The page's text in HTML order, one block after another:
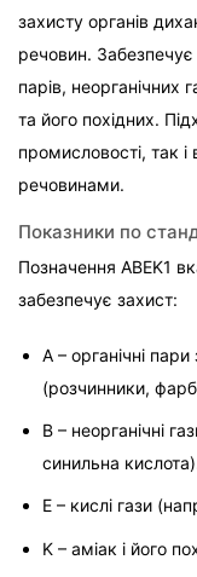
захисту органів
речовин. Забезпечує
парів, неорганічних
та його похідних.
промисловості, так і
речовинами.
Показники по
Позначення ABEK1
забезпечує захист:
A – органічні
(розчинники,
B – неорганічні
синильна
E – кислі гази
K – аміак і його